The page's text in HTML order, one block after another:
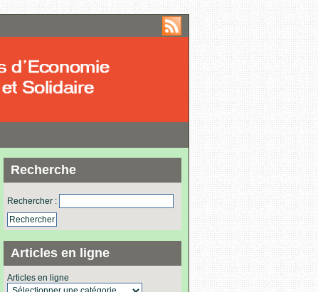
Recherche
Rechercher :
Articles en ligne
Articles en ligne